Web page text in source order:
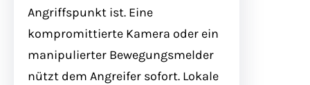
Angriffspunkt ist. Eine
kompromittierte Kamera oder ein
manipulierter Bewegungsmelder
nützt dem Angreifer sofort. Lokale